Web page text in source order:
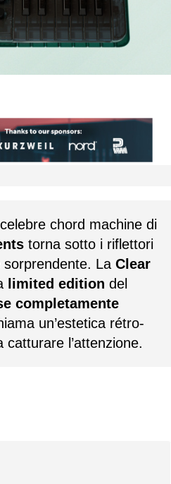
chord machine di
torna sotto i riflettori
La Clear
limited edition del
completamente
un’estetica rétro-
l’attenzione.